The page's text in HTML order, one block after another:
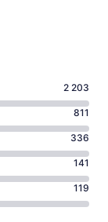
2 203
811
336
141
119